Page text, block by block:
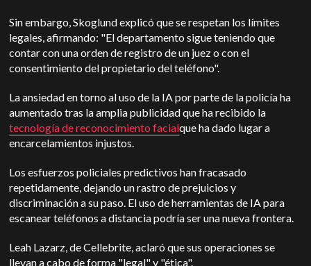
Sin embargo, Skoglund explicó que se respetan los límites
legales, afirmando: "El departamento sigue teniendo que
contar con una orden de registro de un juez o con el
consentimiento del propietario del teléfono".
La ansiedad en torno al uso de la IA por parte de la policía ha
aumentado tras la amplia publicidad que ha recibido la
tecnología de reconocimiento facialque ha dado lugar a
encarcelamientos injustos.
Los esfuerzos policiales predictivos han fracasado
repetidamente, dejando un rastro de prejuicios y
discriminación a su paso. El uso de herramientas de IA para
escanear teléfonos a distancia podría ser una nueva frontera.
Leah Lazarz, de Cellebrite, aclaró que sus operaciones se
llevan a cabo de forma "legal" y "ética".